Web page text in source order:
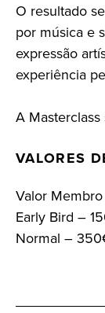
O resultado
por música e
expressão
experiência
A
VALORES
Valor
Early Bird –
Normal –